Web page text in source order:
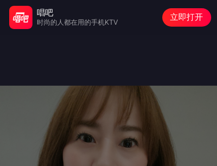
唱吧
时尚的人都在用的手机KTV
立即打开